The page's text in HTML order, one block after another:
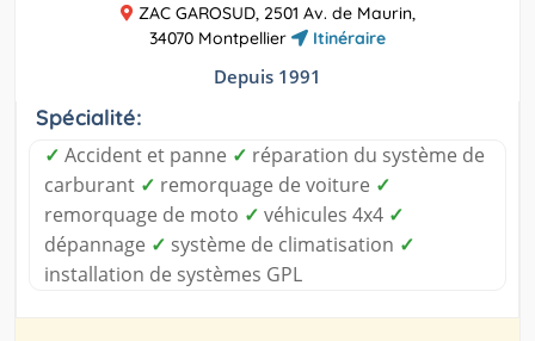
ZAC GAROSUD, 2501 Av. de Maurin,
34070 Montpellier
Itinéraire
Depuis 1991
Spécialité:
✓ Accident et panne ✓ réparation du système de
carburant ✓ remorquage de voiture ✓
remorquage de moto ✓ véhicules 4x4 ✓
dépannage ✓ système de climatisation ✓
installation de systèmes GPL